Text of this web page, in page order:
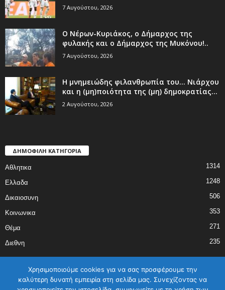
7 Αυγούστου, 2026
Ο Νέρων-Κυριάκος, o Δήμαρχος της
φυλακής και ο Δήμαρχος της Μυκόνου!..
7 Αυγούστου, 2026
Η μνημειώδης φιλανθρωπία του… Νιάρχου
και η (μη)ποιότητα της (μη) δημοκρατίας...
2 Αυγούστου, 2026
ΔΗΜΟΦΙΛΗ ΚΑΤΗΓΟΡΙΑ
Αθλητικα 1314
Ελλαδα 1248
Δικαιοσυνη 506
Κοινωνικα 353
Θέμα 271
Διεθνη 235
Χρησιμοποιούμε cookies για να σας προσφέρουμε την
καλύτερη δυνατή εμπειρία στη σελίδα μας. Συνεχίζοντας να